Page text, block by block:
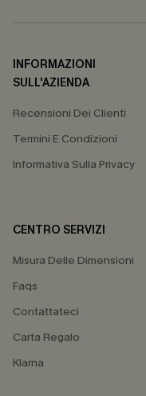
INFORMAZIONI
SULL'AZIENDA
Recensioni Dei Clienti
Termini E Condizioni
Informativa Sulla Privacy
CENTRO SERVIZI
Misura Delle Dimensioni
Faqs
Contattateci
Carta Regalo
Klarna